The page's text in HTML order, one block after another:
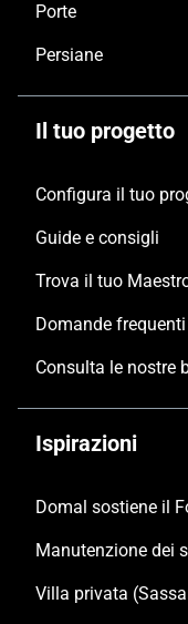
Porte
Persiane
Il tuo progetto
Configura il tuo
Guide e consigli
Domande frequenti
Consulta le nostre
Ispirazioni
Villa privata